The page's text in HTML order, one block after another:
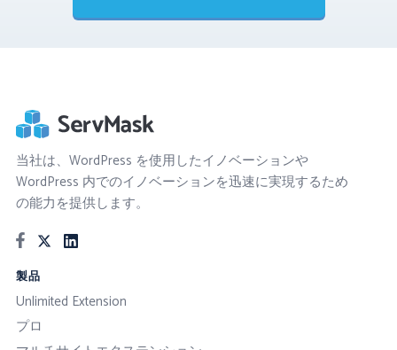
当社は、WordPress を使用したイノベーションや
WordPress 内でのイノベーションを迅速に実現するため
の能力を提供します。
製品
Unlimited Extension
プロ